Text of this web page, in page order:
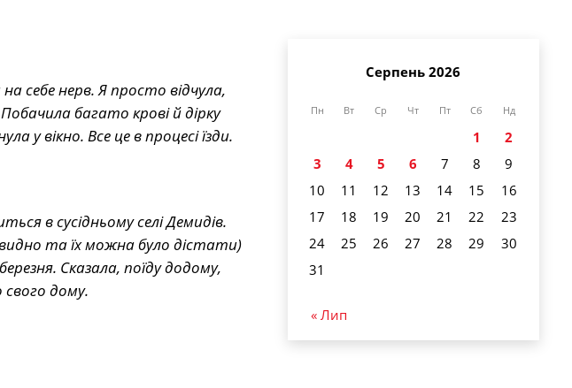
себе нерв. Я просто відчула,
багато крові й дірку
у вікно. Все це в процесі їзди.
в сусідньому селі Демидів.
та їх можна було дістати)
Сказала, поїду додому,
свого дому.
Серпень 2026
Пн Вт Ср Чт Пт Сб Нд
1
2
3
4 5 6 7 8
9
10
11 12 13 14 15
16
17
18 19 20 21 22
23
24
25 26 27 28 29
30
31
« Лип